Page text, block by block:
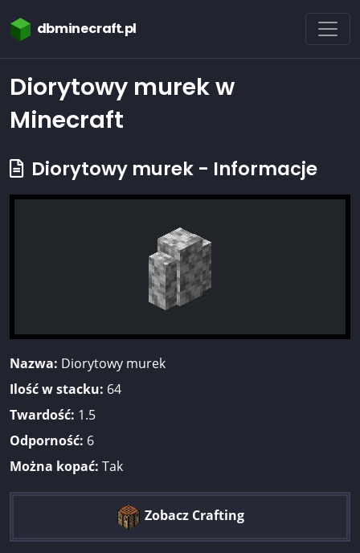
dbminecraft.pl
Diorytowy murek w
Minecraft
Diorytowy murek - Informacje
Nazwa: Diorytowy murek
Ilość w stacku: 64
Twardość: 1.5
Odporność: 6
Można kopać: Tak
Zobacz Crafting